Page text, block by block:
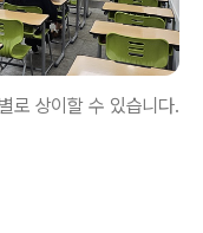
로 상이할 수 있습니다.